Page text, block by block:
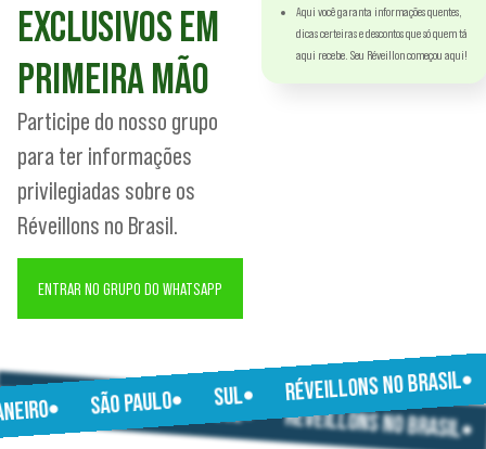
EXCLUSIVOS EM
PRIMEIRA MÃO
Participe do nosso grupo
para ter informações
privilegiadas sobre os
Réveillons no Brasil.
ENTRAR NO GRUPO DO WHATSAPP
Aqui você garanta informações quentes,
dicas certeiras e descontos que só quem tá
aqui recebe. Seu Réveillon começou aqui!
SÃO PAULO SUL RÉVEILLONS NO BRASIL
SÃO PAULO SUL RÉVEILLONS NO BRASIL